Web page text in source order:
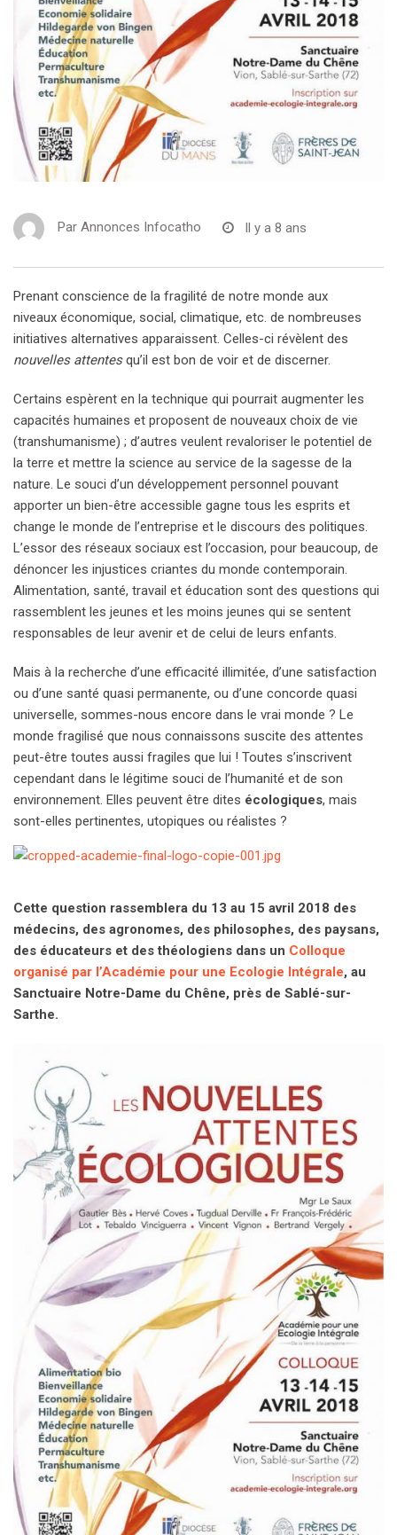
Par Annonces Infocatho Il y a 8 ans
Prenant conscience de la fragilité de notre monde aux
niveaux économique, social, climatique, etc. de nombreuses
initiatives alternatives apparaissent. Celles-ci révèlent des
nouvelles attentesqu’il est bon de voir et de discerner.
Certains espèrent en la technique qui pourrait augmenter les
capacités humaines et proposent de nouveaux choix de vie
(transhumanisme) ; d’autres veulent revaloriser le potentiel de
la terre et mettre la science au service de la sagesse de la
nature. Le souci d’un développement personnel pouvant
apporter un bien-être accessible gagne tous les esprits et
change le monde de l’entreprise et le discours des politiques.
L’essor des réseaux sociaux est l’occasion, pour beaucoup, de
dénoncer les injustices criantes du monde contemporain.
Alimentation, santé, travail et éducation sont des questions qui
rassemblent les jeunes et les moins jeunes qui se sentent
responsables de leur avenir et de celui de leurs enfants.
Mais à la recherche d’une efficacité illimitée, d’une satisfaction
ou d’une santé quasi permanente, ou d’une concorde quasi
universelle, sommes-nous encore dans le vrai monde ? Le
monde fragilisé que nous connaissons suscite des attentes
peut-être toutes aussi fragiles que lui ! Toutes s’inscrivent
cependant dans le légitime souci de l’humanité et de son
environnement. Elles peuvent être dites écologiques, mais
sont-elles pertinentes, utopiques ou réalistes ?
Cette question rassemblera du 13 au 15 avril 2018 des
médecins, des agronomes, des philosophes, des paysans,
des éducateurs et des théologiens dans un Colloque
organisé par l’Académie pour une Ecologie Intégrale, au
Sanctuaire Notre-Dame du Chêne, près de Sablé-sur-
Sarthe.